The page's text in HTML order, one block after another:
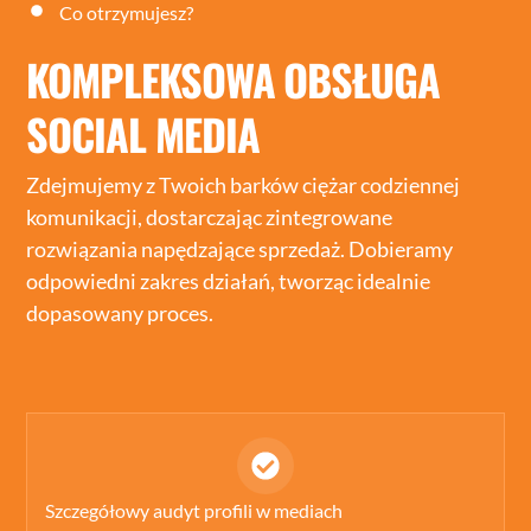
Co otrzymujesz?
KOMPLEKSOWA OBSŁUGA
SOCIAL MEDIA
Zdejmujemy z Twoich barków ciężar codziennej
komunikacji, dostarczając zintegrowane
rozwiązania napędzające sprzedaż. Dobieramy
odpowiedni zakres działań, tworząc idealnie
dopasowany proces.
Icon
label
Szczegółowy audyt profili w mediach